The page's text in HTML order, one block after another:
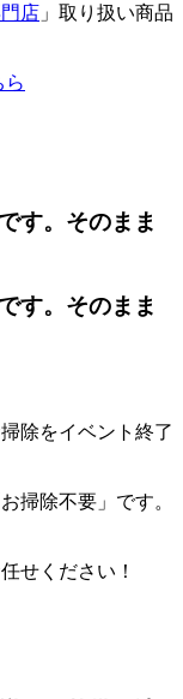
店 」取り扱い商品
ら
す。そのまま
す。そのまま
除をイベント終了
掃除不要」です。
せください！